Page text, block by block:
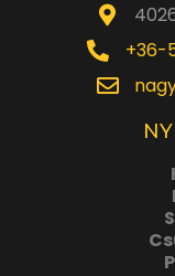
+36-